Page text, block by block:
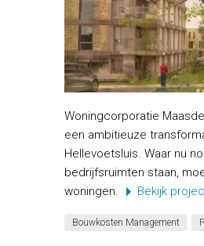
Woningcorporatie
een ambitieuze
Hellevoetsluis. Waar nu
bedrijfsruimten staan,
woningen.
Bekijk
Bouwkosten Management